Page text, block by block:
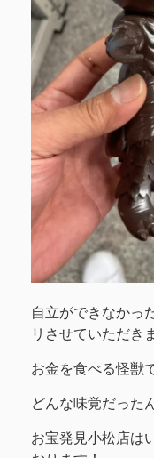
自立ができなかっ
リさせていただき
お金を食べる怪獣
どんな味覚だった
お宝発見小松店は